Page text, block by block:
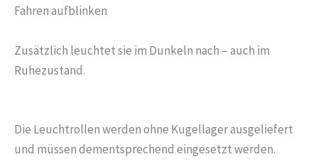
Fahren aufblinken
Zusätzlich leuchtet sie im Dunkeln nach – auch im
Ruhezustand.
Die Leuchtrollen werden ohne Kugellager ausgeliefert
und müssen dementsprechend eingesetzt werden.